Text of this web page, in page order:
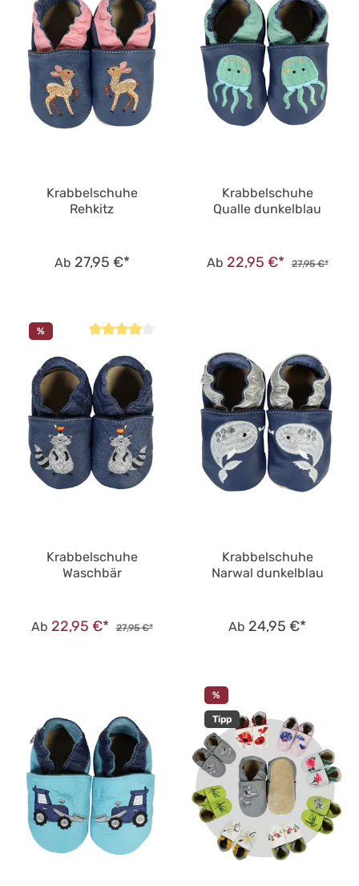
Krabbelschuhe
Rehkitz
Ab 27,95 €*
Krabbelschuhe
Qualle dunkelblau
Ab 22,95 €* 27,95 €*
%
Krabbelschuhe
Waschbär
Ab 22,95 €* 27,95 €*
Krabbelschuhe
Narwal dunkelblau
Ab 24,95 €*
%
Tipp